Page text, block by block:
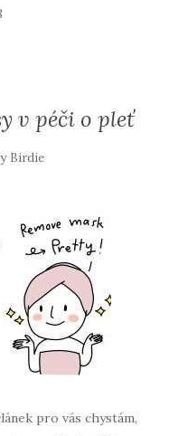
v péči o pleť
Birdie
pro vás chystám,